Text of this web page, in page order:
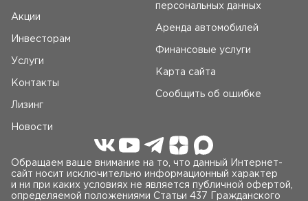
Акции
Инвесторам
Услуги
Контакты
Лизинг
Новости
персональных данных
Аренда автомобилей
Финансовые услуги
Карта сайта
Сообщить об ошибке
Обращаем ваше внимание на то, что данный Интернет-
сайт носит исключительно информационный характер
и ни при каких условиях не является публичной офертой,
определяемой положениями Статьи 437 Гражданского